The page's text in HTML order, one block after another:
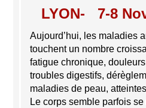
LYON- 7-8
Aujourd’hui, les maladies
touchent un nombre
fatigue chronique,
troubles digestifs,
maladies de peau,
Le corps semble parfois